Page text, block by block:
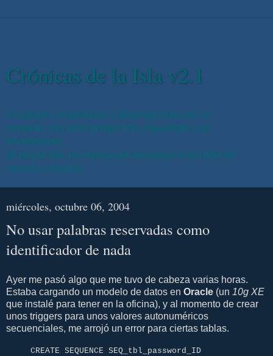
Crónicas de la Isla v2.1
Vicisitudes entrañables y desentrañables de un
computín con poco tiempo libre,expansible casi
infinitamente.
Mi propia Isla, mi espacio de desahogo (casi) libre de
censura conocida.
miércoles, octubre 06, 2004
No usar palabras reservadas como
identificador de nada
Ayer me pasó algo que me tuvo de cabeza varias horas.
Estaba cargando un modelo de datos en Oracle (un 10g XE
que instalé para tener en la oficina), y al momento de crear
unos triggers para unos valores autonuméricos
secuenciales, me arrojó un error para ciertas tablas.
CREATE SEQUENCE SEQ_tbl_password_ID